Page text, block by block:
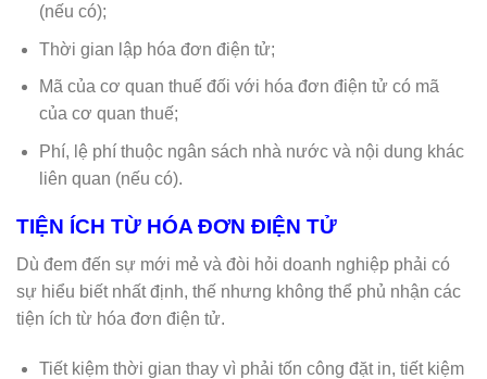
(nếu có);
Thời gian lập hóa đơn điện tử;
Mã của cơ quan thuế đối với hóa đơn điện tử có mã
của cơ quan thuế;
Phí, lệ phí thuộc ngân sách nhà nước và nội dung khác
liên quan (nếu có).
TIỆN ÍCH TỪ HÓA ĐƠN ĐIỆN TỬ
Dù đem đến sự mới mẻ và đòi hỏi doanh nghiệp phải có
sự hiểu biết nhất định, thế nhưng không thể phủ nhận các
tiện ích từ hóa đơn điện tử.
Tiết kiệm thời gian thay vì phải tốn công đặt in, tiết kiệm